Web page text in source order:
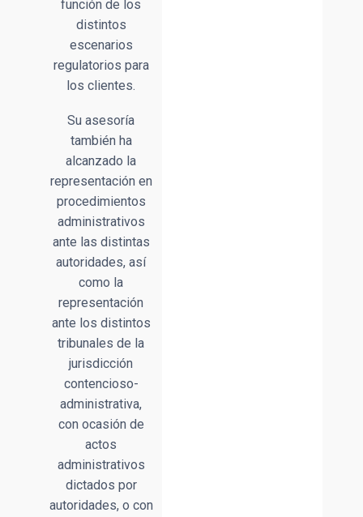
función de los
distintos
escenarios
regulatorios para
los clientes.
Su asesoría
también ha
alcanzado la
representación en
procedimientos
administrativos
ante las distintas
autoridades, así
como la
representación
ante los distintos
tribunales de la
jurisdicción
contencioso-
administrativa,
con ocasión de
actos
administrativos
dictados por
autoridades, o con